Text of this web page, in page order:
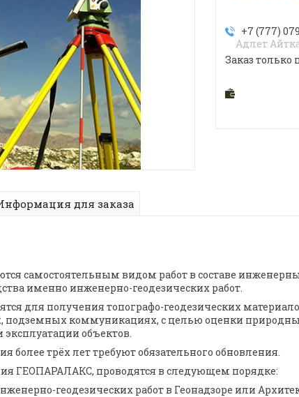
+7 (777)
Адлет
Заказ только
для заказа
самостоятельным видом работ в составе
именно инженерно-геодезических работ.
для получения топографо-геодезических
коммуникациях, с целью оценки
эксплуатации объектов.
более трёх лет требуют обязательного обновления.
ГЕОПАРАЛАКС, проводятся в следующем порядке:
геодезических работ в Геонадзоре или